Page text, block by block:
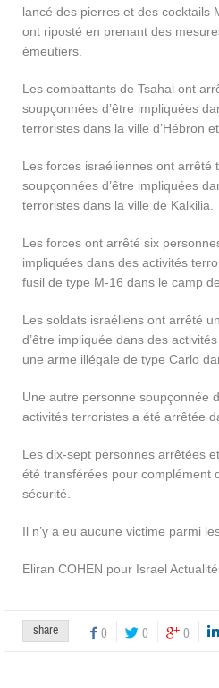
lancé des pierres et des cocktails
ont riposté en prenant des
émeutiers.
Les combattants de Tsahal ont
soupçonnées d’être impliquées
terroristes dans la ville d’Hébron
Les forces israéliennes ont arrêté
soupçonnées d’être impliquées
terroristes dans la ville de Kalkilia.
Les forces ont arrêté six
impliquées dans des activités
fusil de type M-16 dans le camp
Les soldats israéliens ont arrêté
d’être impliquée dans des
une arme illégale de type Carlo
Une autre personne soupçonnée
activités terroristes a été arrêtée
Les dix-sept personnes arrêtées
été transférées pour complément
sécurité.
Il n’y a eu aucune victime parmi
Eliran COHEN pour Israel
share 0 0 0